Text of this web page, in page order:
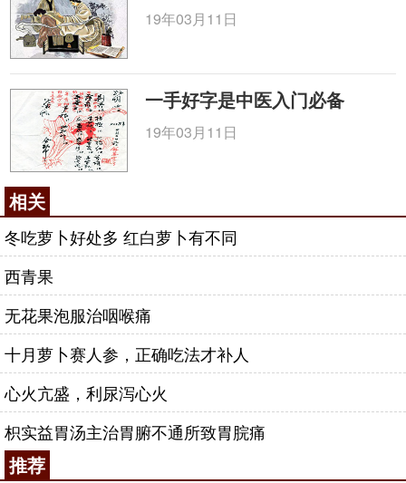
19年03月11日
一手好字是中医入门必备
19年03月11日
相关
冬吃萝卜好处多 红白萝卜有不同
西青果
无花果泡服治咽喉痛
十月萝卜赛人参，正确吃法才补人
心火亢盛，利尿泻心火
枳实益胃汤主治胃腑不通所致胃脘痛
推荐